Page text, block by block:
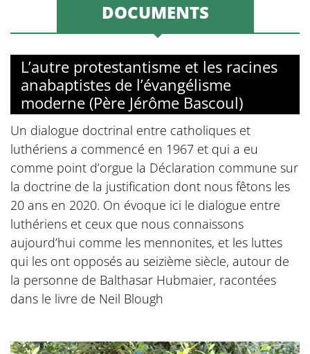
DOCUMENTS
L’autre protestantisme et les racines
anabaptistes de l’évangélisme
moderne (Père Jérôme Bascoul)
Un dialogue doctrinal entre catholiques et
luthériens a commencé en 1967 et qui a eu
comme point d’orgue la Déclaration commune sur
la doctrine de la justification dont nous fêtons les
20 ans en 2020. On évoque ici le dialogue entre
luthériens et ceux que nous connaissons
aujourd’hui comme les mennonites, et les luttes
qui les ont opposés au seizième siècle, autour de
la personne de Balthasar Hubmaier, racontées
dans le livre de Neil Blough